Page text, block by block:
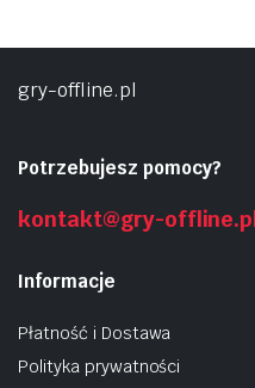
gry-offline.pl
Potrzebujesz pomocy?
kontakt@gry-
Informacje
Płatność i Dostawa
Polityka prywatności